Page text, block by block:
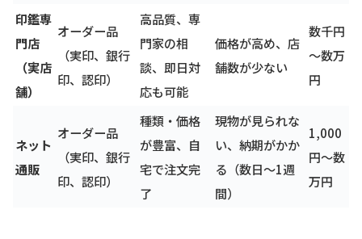
印鑑専
門店
（実店
舗）
オーダー品
（実印、銀行
印、認印）
高品質、専
門家の相
談、即日対
応も可能
価格が高め、店
舗数が少ない
数千円
～数万
円
ネット
通販
オーダー品
（実印、銀行
印、認印）
種類・価格
が豊富、自
宅で注文完
了
現物が見られな
い、納期がかか
る（数日～1週
間）
1,000
円～数
万円